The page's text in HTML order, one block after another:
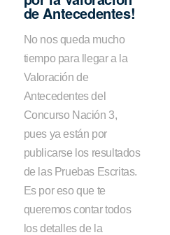
de Antecedentes!
No nos queda mucho
tiempo para llegar a la
Valoración de
Antecedentes del
Concurso Nación 3,
pues ya están por
publicarse los resultados
de las Pruebas Escritas.
Es por eso que te
queremos contar todos
los detalles de la